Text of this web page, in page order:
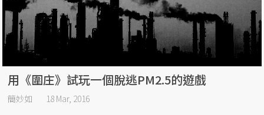
用《圍庄》試玩一個脫逃PM2.5的遊戲
簡妙如 18 Mar, 2016